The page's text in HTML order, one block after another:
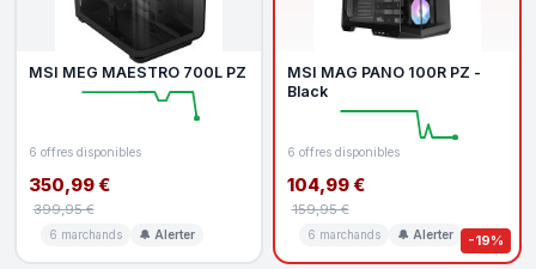
MSI MEG MAESTRO 700L PZ
6 offres disponibles
350,99 €
399,95 €
6 marchands 🔔 Alerter -19%
MSI MAG PANO 100R PZ -
Black
6 offres disponibles
104,99 €
159,95 €
6 marchands 🔔 Alerter